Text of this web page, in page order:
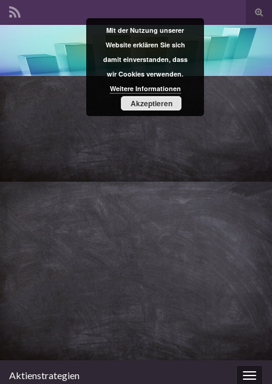
Search for:
Aktienstrategien
Mit der Nutzung unserer
Website erklären Sie sich
damit einverstanden, dass
wir Cookies verwenden.
Weitere Informationen
Akzeptieren